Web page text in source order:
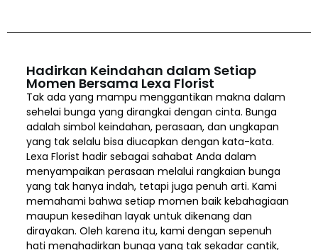
Hadirkan Keindahan dalam Setiap
Momen Bersama Lexa Florist
Tak ada yang mampu menggantikan makna dalam
sehelai bunga yang dirangkai dengan cinta. Bunga
adalah simbol keindahan, perasaan, dan ungkapan
yang tak selalu bisa diucapkan dengan kata-kata.
Lexa Florist hadir sebagai sahabat Anda dalam
menyampaikan perasaan melalui rangkaian bunga
yang tak hanya indah, tetapi juga penuh arti. Kami
memahami bahwa setiap momen baik kebahagiaan
maupun kesedihan layak untuk dikenang dan
dirayakan. Oleh karena itu, kami dengan sepenuh
hati menghadirkan bunga yang tak sekadar cantik,